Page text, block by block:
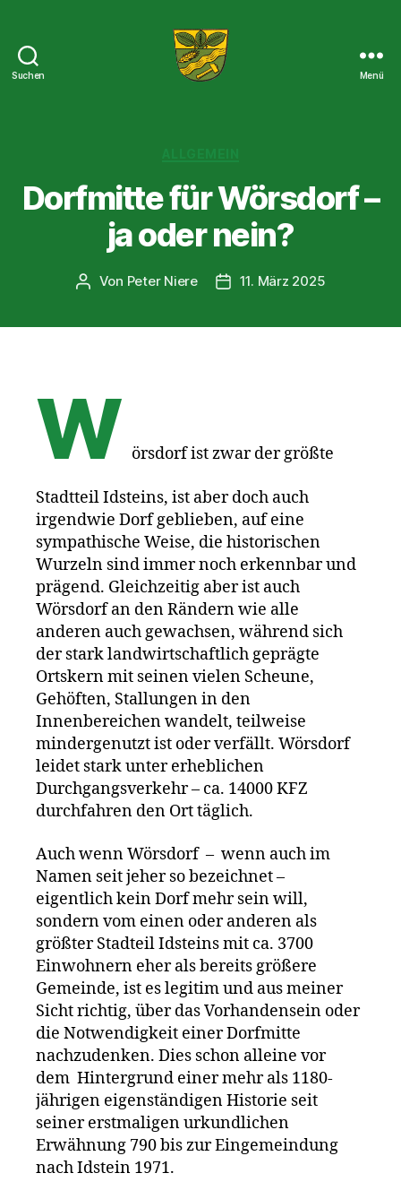
Suchen Menü
Dorfmitte für Wörsdorf –
ja oder nein?
Beitragsautor
Von Peter Niere Beitragsdatum
11. März 2025
W örsdorf ist zwar der größte
Stadtteil Idsteins, ist aber doch auch
irgendwie Dorf geblieben, auf eine
sympathische Weise, die historischen
Wurzeln sind immer noch erkennbar und
prägend. Gleichzeitig aber ist auch
Wörsdorf an den Rändern wie alle
anderen auch gewachsen, während sich
der stark landwirtschaftlich geprägte
Ortskern mit seinen vielen Scheune,
Gehöften, Stallungen in den
Innenbereichen wandelt, teilweise
mindergenutzt ist oder verfällt. Wörsdorf
leidet stark unter erheblichen
Durchgangsverkehr – ca. 14000 KFZ
durchfahren den Ort täglich.
Auch wenn Wörsdorf – wenn auch im
Namen seit jeher so bezeichnet –
eigentlich kein Dorf mehr sein will,
sondern vom einen oder anderen als
größter Stadteil Idsteins mit ca. 3700
Einwohnern eher als bereits größere
Gemeinde, ist es legitim und aus meiner
Sicht richtig, über das Vorhandensein oder
die Notwendigkeit einer Dorfmitte
nachzudenken. Dies schon alleine vor
dem Hintergrund einer mehr als 1180-
jährigen eigenständigen Historie seit
seiner erstmaligen urkundlichen
Erwähnung 790 bis zur Eingemeindung
nach Idstein 1971.